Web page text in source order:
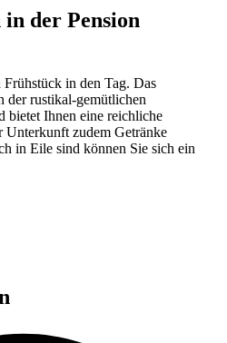
der Pension
Frühstück in den Tag. Das
rustikal-gemütlichen
bietet Ihnen eine reichliche
Unterkunft zudem Getränke
in Eile sind können Sie sich ein